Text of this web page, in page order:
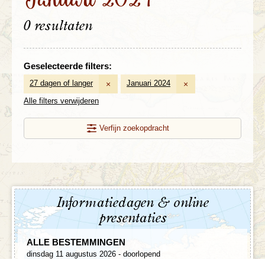
0 resultaten
Geselecteerde filters:
27 dagen of langer × Januari 2024 ×
Alle filters verwijderen
Verfijn zoekopdracht
Informatiedagen & online
presentaties
ALLE BESTEMMINGEN
dinsdag 11 augustus 2026 - doorlopend